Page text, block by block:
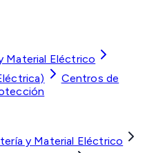
Material Eléctrico
Centros de
y Material Eléctrico